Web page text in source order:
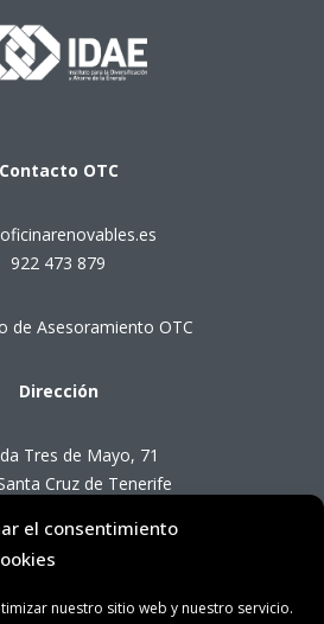
el consentimiento
nuestro sitio web y nuestro servicio.
Contacto OTC
922 473 879
de Asesoramiento OTC
Dirección
Tres de Mayo, 71
Cruz de Tenerife
de Atención OTC
de 8:00 a 14:00 horas